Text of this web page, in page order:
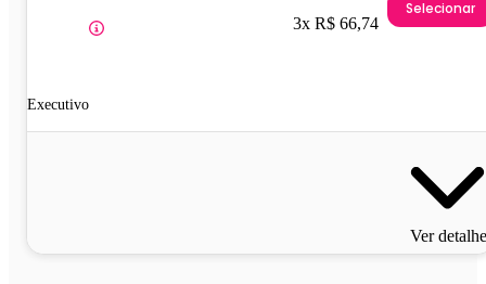
Executivo
3x R$ 66,74
Selecionar
Ver